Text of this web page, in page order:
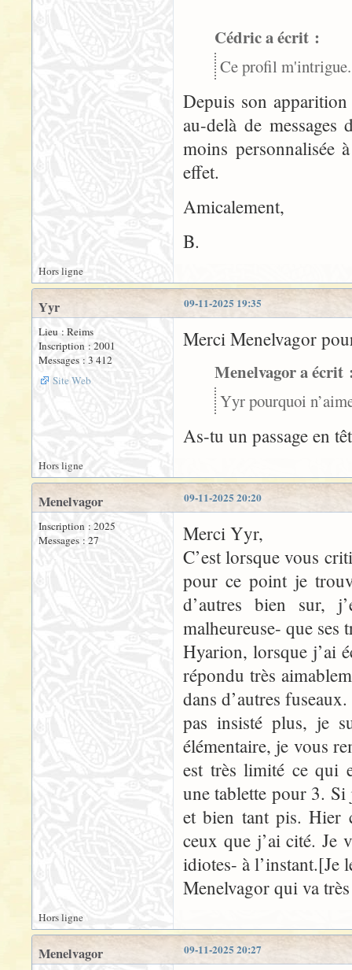
Cédric a écrit :
Ce profil
Depuis son
au-delà de
moins personnalisée
effet.
Amicalement,
B.
Hors ligne
09-11-2025 19:35
Yyr
Lieu : Reims
Inscription : 2001
Messages : 3 412
Site Web
Merci Menelvagor
Menelvagor a écrit
Yyr pourquoi
As-tu un passage en
Hors ligne
09-11-2025 20:20
Menelvagor
Inscription : 2025
Messages : 27
Merci Yyr,
C’est lorsque vous
pour ce point je
d’autres bien sur,
malheureuse- que ses
Hyarion, lorsque j’ai
répondu très
dans d’autres
pas insisté plus, je
élémentaire, je vous
est très limité ce qui
une tablette pour 3. Si
et bien tant pis. Hier
ceux que j’ai cité. Je
idiotes- à l’instant.[Je
Menelvagor qui va
Hors ligne
09-11-2025 20:27
Menelvagor